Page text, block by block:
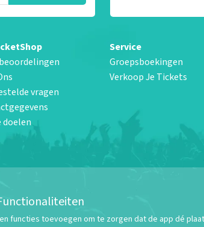
vragen
doelen
Service
Groepsboekingen
Verkoop Je Tickets
functies toevoegen om te zorgen dat de app dé